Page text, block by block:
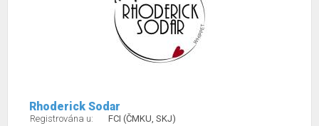
Rhoderick Sodar
Registrována u:
FCI (ČMKU, SKJ)